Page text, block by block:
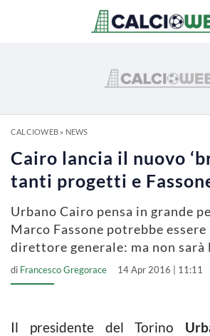
CALCIOWEB» NEWS
Cairo lancia il nuovo
tanti progetti e
Urbano Cairo pensa in grande
Marco Fassone potrebbe
direttore generale: ma non
di Francesco Gregorace 14 Apr 2016 | 11:11
Il presidente del Torino